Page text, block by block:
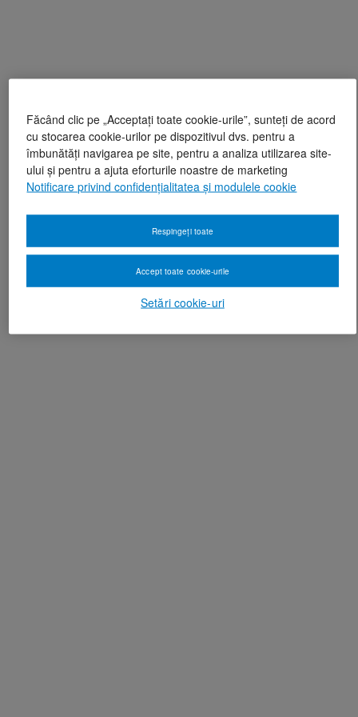
Făcând clic pe „Acceptați toate cookie-urile”, sunteți de acord
cu stocarea cookie-urilor pe dispozitivul dvs. pentru a
îmbunătăți navigarea pe site, pentru a analiza utilizarea site-
ului și pentru a ajuta eforturile noastre de marketing
Notificare privind confidențialitatea și modulele cookie
Setări cookie-uri
Respingeți toate
Accept toate cookie-urile